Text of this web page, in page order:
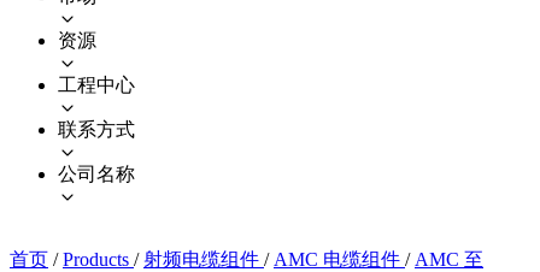
资源
工程中心
联系方式
公司名称
首页 / Products / 射频电缆组件 / AMC 电缆组件 / AMC 至